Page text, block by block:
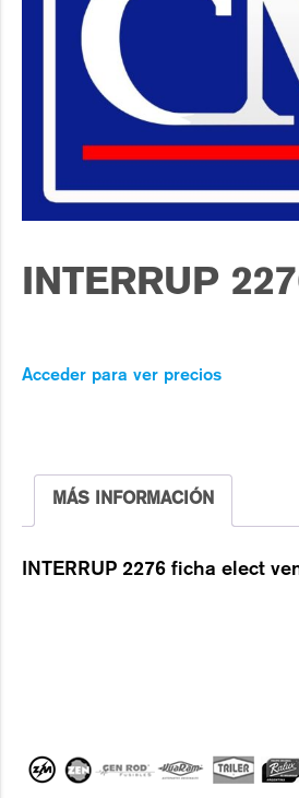
INTERRUP
Acceder para ver precios
MÁS INFORMACIÓN
INTERRUP 2276 ficha elect